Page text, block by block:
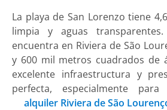
La playa de San Lorenzo tiene
limpia y aguas
encuentra en Riviera de São
y 600 mil metros cuadrados de
excelente infraestructura y
perfecta, especialmente
alquiler Riviera de São